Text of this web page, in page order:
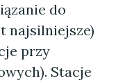
do
najsilniejsze)
przy
Stacje